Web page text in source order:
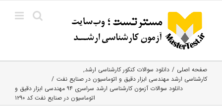
content
صفحه اصلی
دانلود سوالات کنکور کارشناسی ارشد
کارشناسی ارشد مهندسی ابزار دقیق و اتوماسیون در صنایع نفت
دانلود سوالات آزمون کارشناسی ارشد سراسری ۹۴ مهندسی ابزار دقیق و
اتوماسیون در صنایع نفت کد ۱۲۹۰